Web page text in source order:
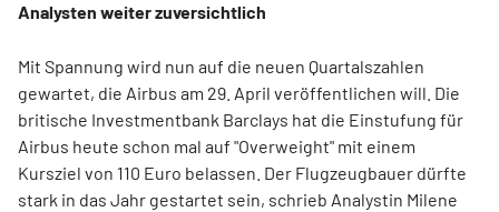
Analysten weiter zuversichtlich
Mit Spannung wird nun auf die neuen Quartalszahlen
gewartet, die Airbus am 29. April veröffentlichen will. Die
britische Investmentbank Barclays hat die Einstufung für
Airbus heute schon mal auf "Overweight" mit einem
Kursziel von 110 Euro belassen. Der Flugzeugbauer dürfte
stark in das Jahr gestartet sein, schrieb Analystin Milene